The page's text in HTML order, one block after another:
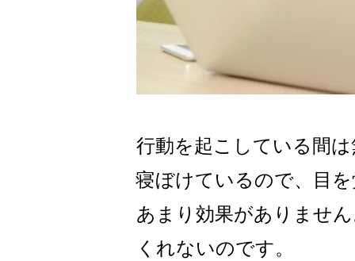
行動を起こしている間
寝ぼけているので、目
あまり効果がありませ
くれないのです。